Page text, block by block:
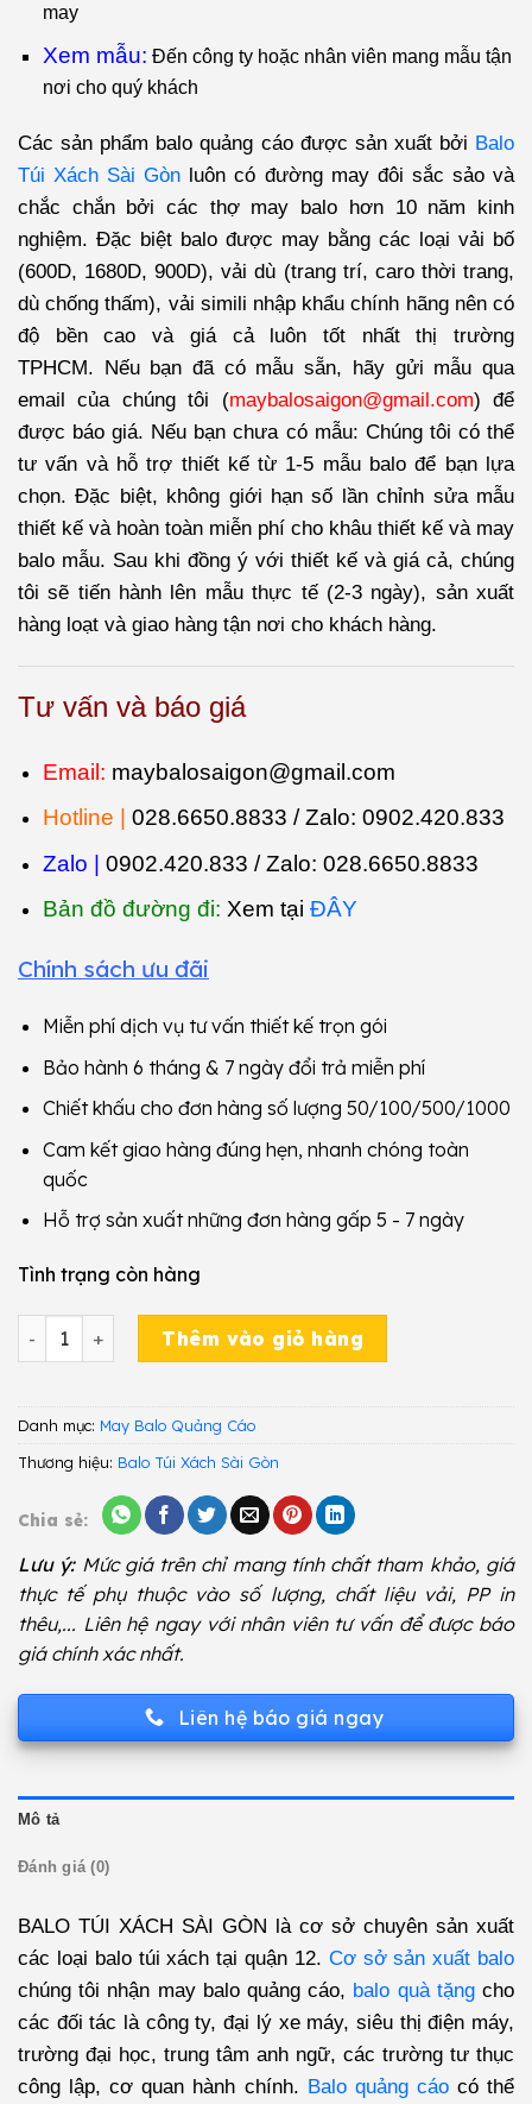
may
Xem mẫu: Đến công ty hoặc nhân viên mang mẫu tận
nơi cho quý khách
Các sản phẩm balo quảng cáo được sản xuất bởi Balo
Túi Xách Sài Gòn luôn có đường may đôi sắc sảo và
chắc chắn bởi các thợ may balo hơn 10 năm kinh
nghiệm. Đặc biệt balo được may bằng các loại vải bố
(600D, 1680D, 900D), vải dù (trang trí, caro thời trang,
dù chống thấm), vải simili nhập khẩu chính hãng nên có
độ bền cao và giá cả luôn tốt nhất thị trường
TPHCM. Nếu bạn đã có mẫu sẵn, hãy gửi mẫu qua
email của chúng tôi (maybalosaigon@gmail.com) để
được báo giá. Nếu bạn chưa có mẫu: Chúng tôi có thể
tư vấn và hỗ trợ thiết kế từ 1-5 mẫu balo để bạn lựa
chọn. Đặc biệt, không giới hạn số lần chỉnh sửa mẫu
thiết kế và hoàn toàn miễn phí cho khâu thiết kế và may
balo mẫu. Sau khi đồng ý với thiết kế và giá cả, chúng
tôi sẽ tiến hành lên mẫu thực tế (2-3 ngày), sản xuất
hàng loạt và giao hàng tận nơi cho khách hàng.
Tư vấn và báo giá
Email: maybalosaigon@gmail.com
Hotline |
028.6650.8833 / Zalo: 0902.420.833
Zalo |
0902.420.833 / Zalo: 028.6650.8833
Bản đồ đường đi: Xem tại ĐÂY
Chính sách ưu đãi
Miễn phí dịch vụ tư vấn thiết kế trọn gói
Bảo hành 6 tháng & 7 ngày đổi trả miễn phí
Chiết khấu cho đơn hàng số lượng 50/100/500/1000
Cam kết giao hàng đúng hẹn, nhanh chóng toàn
quốc
Hỗ trợ sản xuất những đơn hàng gấp 5 - 7 ngày
Tình trạng còn hàng
Balo Quảng Cáo GQA 229 số lượng
Thêm vào giỏ hàng
Danh mục: May Balo Quảng Cáo
Thương hiệu: Balo Túi Xách Sài Gòn
Chia sẻ:
Lưu ý:Mức giá trên chỉ mang tính chất tham khảo, giá
thực tế phụ thuộc vào số lượng, chất liệu vải, PP in
thêu,... Liên hệ ngay với nhân viên tư vấn để được báo
giá chính xác nhất.
Liên hệ báo giá ngay
Mô tả
Đánh giá (0)
BALO TÚI XÁCH SÀI GÒN là cơ sở chuyên sản xuất
các loại balo túi xách tại quận 12. Cơ sở sản xuất balo
chúng tôi nhận may balo quảng cáo, balo quà tặngcho
các đối tác là công ty, đại lý xe máy, siêu thị điện máy,
trường đại học, trung tâm anh ngữ, các trường tư thục
công lập, cơ quan hành chính. Balo quảng cáocó thể